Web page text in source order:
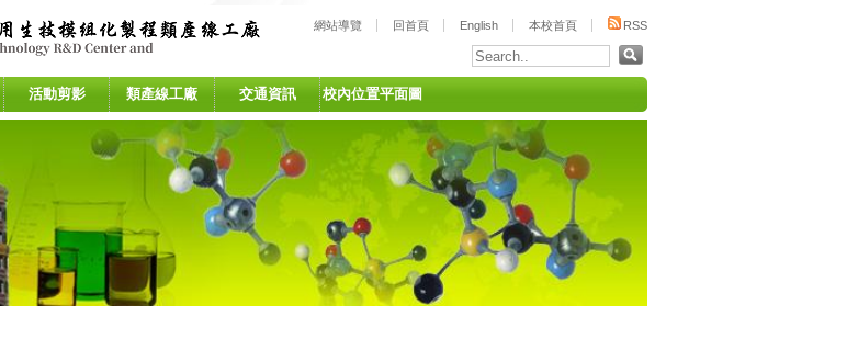
網站導覽 回首頁 English 本校首頁 RSS
活動剪影 類產線工廠 交通資訊 校內位置平面圖